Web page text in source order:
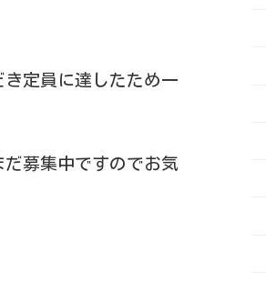
定員に達したため一
募集中ですのでお気